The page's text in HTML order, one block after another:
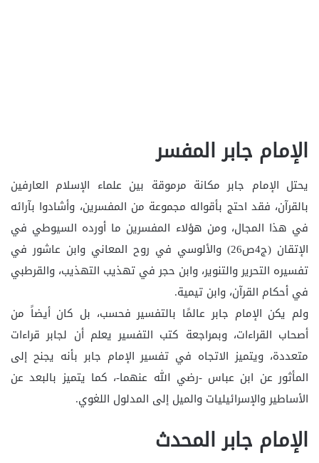
الإمام جابر المفسر
يحتل الإمام جابر مكانة مرموقة بين علماء الإسلام العارفين
بالقرآن، فقد احتج بأقواله مجموعة من المفسرين، وأشادوا بآرائه
في هذا المجال، ومن هؤلاء المفسرين ما أورده السيوطي في
الإتقان (ج4ص26) والألوسي في روح المعاني وابن عاشور في
تفسيره التحرير والتنوير، وابن حجر في تهذيب التهذيب، والقرطبي
في أحكام القرآن، وابن تيمية.
ولم يكن الإمام جابر عالمًا بالتفسير فحسب، بل كان أيضاً من
أصحاب القراءات، وبمراجعة كتب التفسير يعلم أن لجابر قراءات
متعددة، ويتميز الاتجاه في تفسير الإمام جابر بأنه يجنح إلى
المأثور عن ابن عباس -رضي الله عنهما-، كما يتميز بالبعد عن
الأساطير والإسرائيليات والميل إلى المدلول اللغوي.
الإمام جابر المحدث